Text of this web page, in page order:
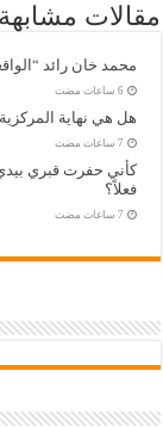
مقالات مشابهة
محمد خان رائد
هل هي نهاية
كأني حفرت قبري
فعلاً؟